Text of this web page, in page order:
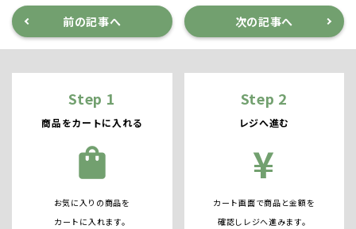
前の記事へ 次の記事へ
Step 1
商品をカートに入れる
shopping_bag
お気に入りの商品を
カートに入れます。
Step 2
レジへ進む
¥
カート画面で商品と金額を
確認しレジへ進みます。